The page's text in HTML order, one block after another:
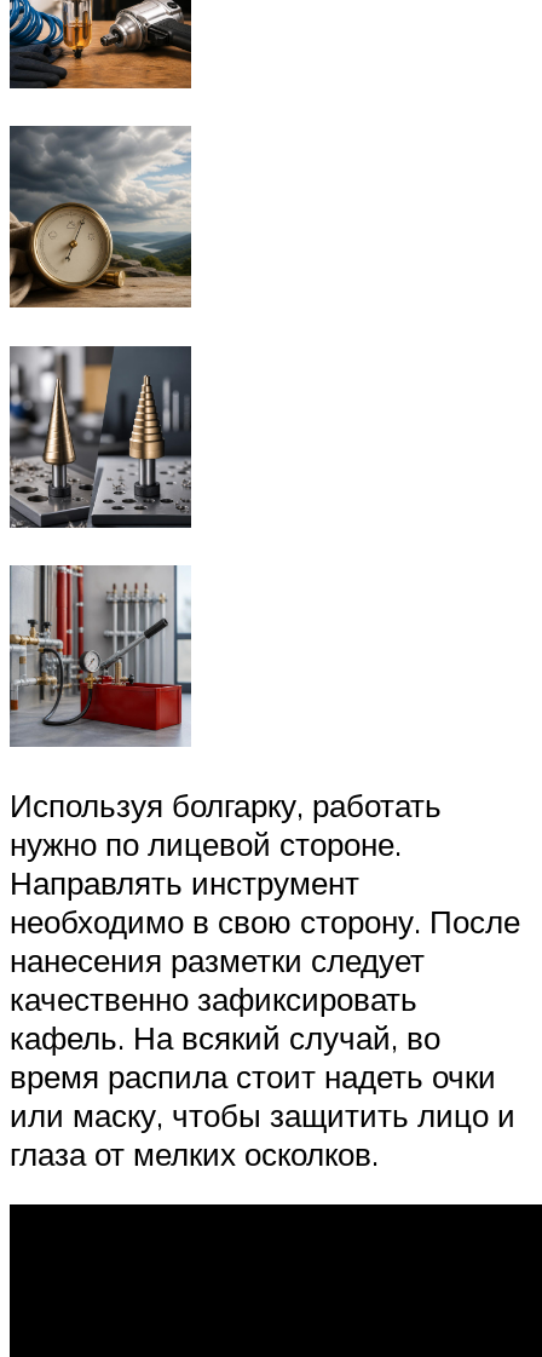
Используя болгарку, работать
нужно по лицевой стороне.
Направлять инструмент
необходимо в свою сторону. После
нанесения разметки следует
качественно зафиксировать
кафель. На всякий случай, во
время распила стоит надеть очки
или маску, чтобы защитить лицо и
глаза от мелких осколков.